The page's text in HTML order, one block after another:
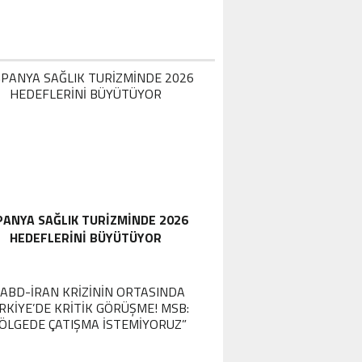
SAĞLIK TURIZMINDE 2026
HEDEFLERINI BÜYÜTÜYOR